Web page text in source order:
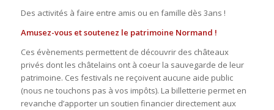
Des activités à faire entre amis ou en famille dès 3ans !
Amusez-vous et soutenez le patrimoine Normand !
Ces évènements permettent de découvrir des châteaux
privés dont les châtelains ont à coeur la sauvegarde de leur
patrimoine. Ces festivals ne reçoivent aucune aide public
(nous ne touchons pas à vos impôts). La billetterie permet en
revanche d’apporter un soutien financier directement aux